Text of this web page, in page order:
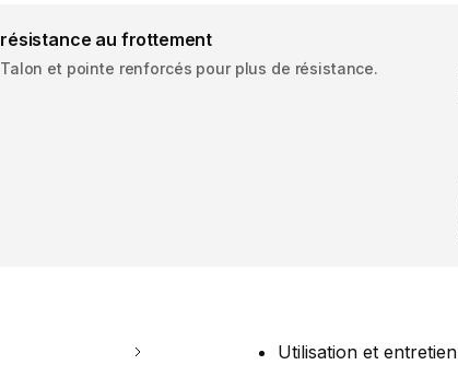
résistance au frottement
Talon et pointe renforcés pour plus de résistance.
Utilisation et entretien